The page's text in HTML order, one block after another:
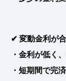
✔変動金利が
・金利が低く
・短期間で完